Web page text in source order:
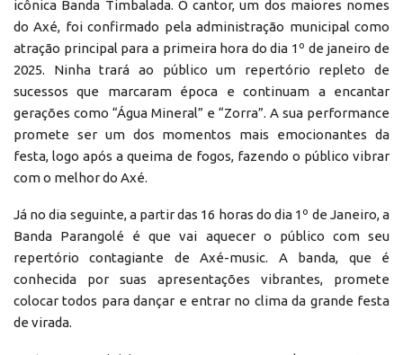
icônica Banda Timbalada. O cantor, um dos maiores nomes
do Axé, foi confirmado pela administração municipal como
atração principal para a primeira hora do dia 1º de janeiro de
2025. Ninha trará ao público um repertório repleto de
sucessos que marcaram época e continuam a encantar
gerações como “Água Mineral” e “Zorra”. A sua performance
promete ser um dos momentos mais emocionantes da
festa, logo após a queima de fogos, fazendo o público vibrar
com o melhor do Axé.
Já no dia seguinte, a partir das 16 horas do dia 1º de Janeiro, a
Banda Parangolé é que vai aquecer o público com seu
repertório contagiante de Axé-music. A banda, que é
conhecida por suas apresentações vibrantes, promete
colocar todos para dançar e entrar no clima da grande festa
de virada.